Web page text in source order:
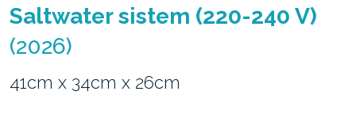
Saltwater sistem (220-240 V)
(2026)
41cm x 34cm x 26cm